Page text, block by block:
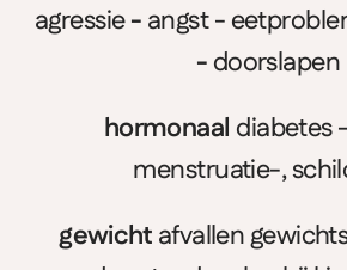
agressie - angst -
- doorslapen
hormonaal diabetes
menstruatie-,
gewicht afvallen